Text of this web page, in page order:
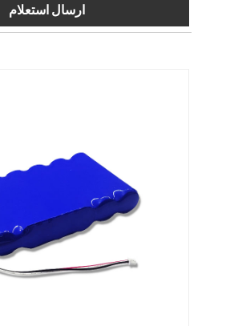
ارسال استعلام